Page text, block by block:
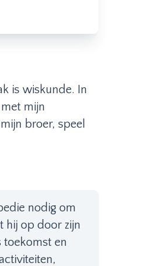
is wiskunde. In
mijn
broer, speel
nodig om
hij op door zijn
toekomst en